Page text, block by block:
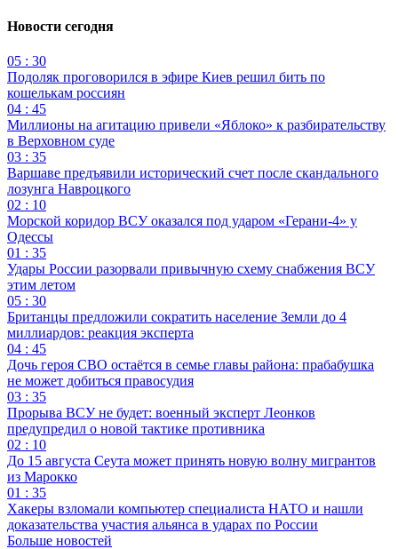
Новости сегодня
05 : 30
Подоляк проговорился в эфире Киев решил бить по
кошелькам россиян
04 : 45
Миллионы на агитацию привели «Яблоко» к разбирательству
в Верховном суде
03 : 35
Варшаве предъявили исторический счет после скандального
лозунга Навроцкого
02 : 10
Морской коридор ВСУ оказался под ударом «Герани-4» у
Одессы
01 : 35
Удары России разорвали привычную схему снабжения ВСУ
этим летом
05 : 30
Британцы предложили сократить население Земли до 4
миллиардов: реакция эксперта
04 : 45
Дочь героя СВО остаётся в семье главы района: прабабушка
не может добиться правосудия
03 : 35
Прорыва ВСУ не будет: военный эксперт Леонков
предупредил о новой тактике противника
02 : 10
До 15 августа Сеута может принять новую волну мигрантов
из Марокко
01 : 35
Хакеры взломали компьютер специалиста НАТО и нашли
доказательства участия альянса в ударах по России
Больше новостей